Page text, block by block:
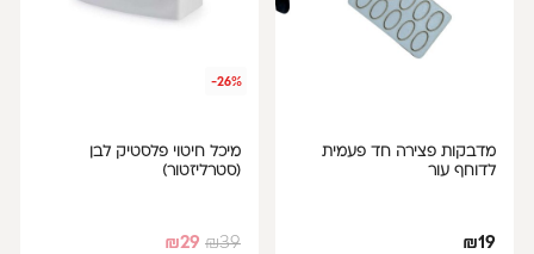
מדבקות פצירה חד פעמית
לדוחף עור
₪19
-26%
מיכל חיטוי פלסטיק לבן
(סטרליזטור)
₪39
₪29